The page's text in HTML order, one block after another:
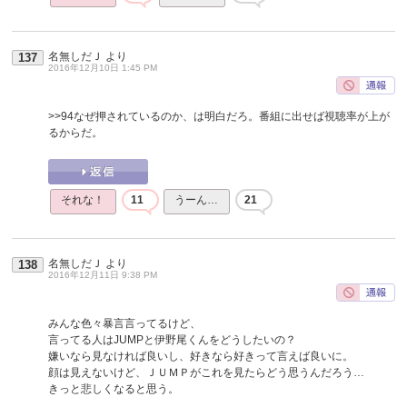
137 名無しだＪ より
2016年12月10日 1:45 PM
>>94なぜ押されているのか、は明白だろ。番組に出せば視聴率が上が
るからだ。
それな！ 11 うーん… 21
138 名無しだＪ より
2016年12月11日 9:38 PM
みんな色々暴言言ってるけど、
言ってる人はJUMPと伊野尾くんをどうしたいの？
嫌いなら見なければ良いし、好きなら好きって言えば良いに。
顔は見えないけど、ＪＵＭＰがこれを見たらどう思うんだろう…
きっと悲しくなると思う。